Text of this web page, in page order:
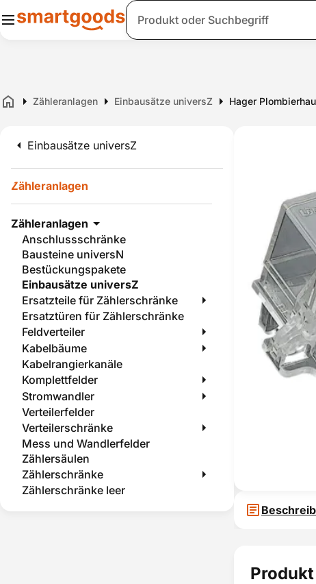
Suche
Home Zähleranlagen Einbausätze universZ Hager
Einbausätze universZ
Zähleranlagen
Zähleranlagen
Anschlussschränke
Bausteine universN
Bestückungspakete
Einbausätze universZ
Ersatzteile für Zählerschränke
Ersatztüren für Zählerschränke
Feldverteiler
Kabelbäume
Kabelrangierkanäle
Komplettfelder
Stromwandler
Verteilerfelder
Verteilerschränke
Mess und Wandlerfelder
Zählersäulen
Zählerschränke
Zählerschränke leer
Produkt